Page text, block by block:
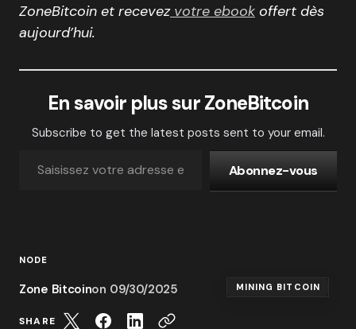
ZoneBitcoin et recevezvotre ebook offert dès
aujourd’hui.
En savoir plus sur ZoneBitcoin
Subscribe to get the latest posts sent to your email.
Abonnez-vous
NODE
Zone Bitcoinon 09/30/2025 MINING BITCOIN
SHARE